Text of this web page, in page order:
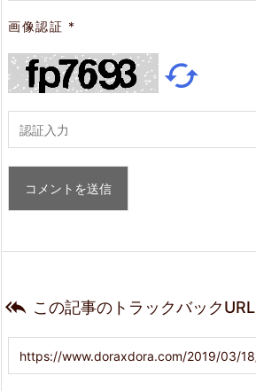
画像認証 *

 この記事のトラックバックURL